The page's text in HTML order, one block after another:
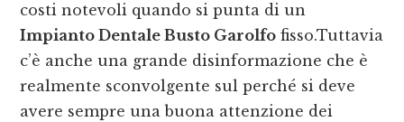
costi notevoli quando si punta di un
Impianto Dentale Busto Garolfo fisso.Tuttavia
c’è anche una grande disinformazione che è
realmente sconvolgente sul perché si deve
avere sempre una buona attenzione dei